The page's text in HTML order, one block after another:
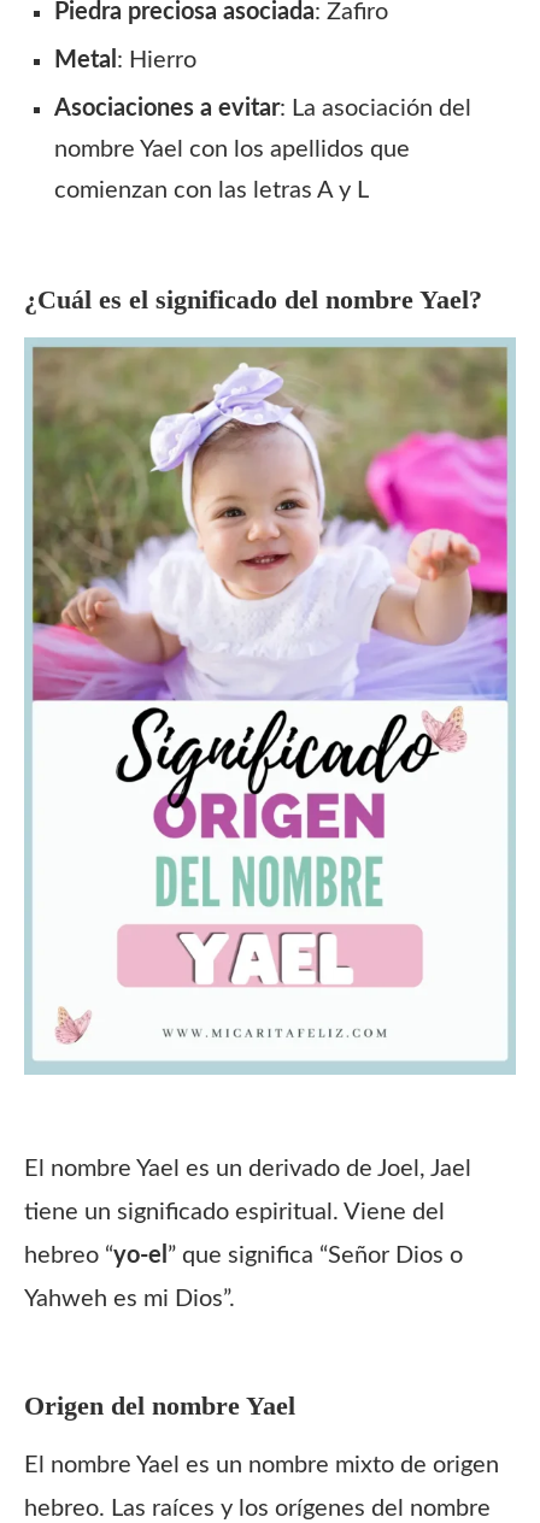
Piedra preciosa asociada: Zafiro
Metal : Hierro
Asociaciones a evitar: La asociación del
nombre Yael con los apellidos que
comienzan con las letras A y L
¿Cuál es el significado del nombre Yael?
El nombre Yael es un derivado de Joel, Jael
tiene un significado espiritual. Viene del
hebreo “yo-el ” que significa “Señor Dios o
Yahweh es mi Dios”.
Origen del nombre Yael
El nombre Yael es un nombre mixto de origen
hebreo. Las raíces y los orígenes del nombre